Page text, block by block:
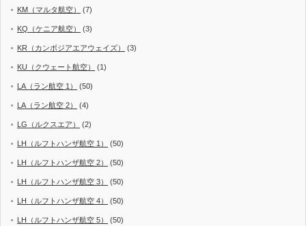
KM（マルタ航空） (7)
KQ（ケニア航空） (3)
KR（カンボジアエアウェイズ） (3)
KU（クウェート航空） (1)
LA（ラン航空 1） (50)
LA（ラン航空 2） (4)
LG（ルクスエア） (2)
LH（ルフトハンザ航空 1） (50)
LH（ルフトハンザ航空 2） (50)
LH（ルフトハンザ航空 3） (50)
LH（ルフトハンザ航空 4） (50)
LH（ルフトハンザ航空 5） (50)